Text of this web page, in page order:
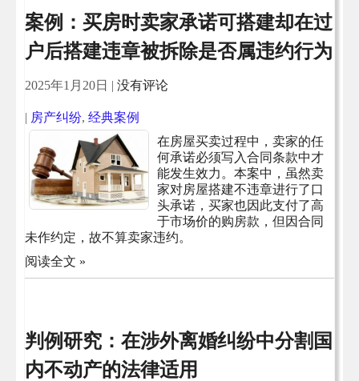
案例：买房时卖家承诺可搭建却在过
户后搭建违章被拆除是否属违约行为
2025年1月20日 | 没有评论
| 房产纠纷, 经典案例
在房屋买卖过程中，卖家的任
何承诺必须写入合同条款中才
能发生效力。本案中，虽然卖
家对房屋搭建不违章进行了口
头承诺，买家也因此支付了高
于市场价的购房款，但因合同
未作约定，故不算卖家违约。
阅读全文 »
判例研究：在涉外离婚纠纷中分割国
内不动产的法律适用